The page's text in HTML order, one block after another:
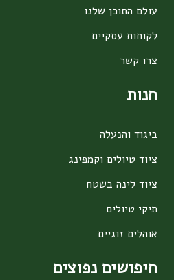
עולם התוכן שלנו
לקוחות עסקיים
צרו קשר
חנות
ביגוד והנעלה
ציוד טיולים וקמפינג
ציוד לינה בשטח
תיקי טיולים
אוהלים זוגיים
חיפושים נפוצים